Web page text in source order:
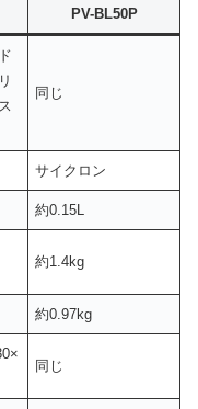
PV-BL50P
同じ
サイクロン
約0.15L
約1.4kg
約0.97kg
同じ